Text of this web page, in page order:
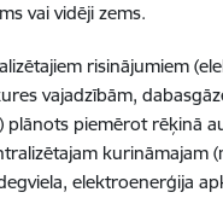
vai vidēji zems.
risinājumiem
vajadzībām,
plānots piemērot rēķinā
kurināmajam
elektroenerģija